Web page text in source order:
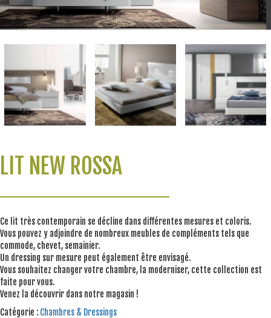
LIT NEW ROSSA
Ce lit très contemporain se décline dans différentes mesures et coloris.
Vous pouvez y adjoindre de nombreux meubles de compléments tels que
commode, chevet, semainier.
Un dressing sur mesure peut également être envisagé.
Vous souhaitez changer votre chambre, la moderniser, cette collection est
faite pour vous.
Venez la découvrir dans notre magasin !
Catégorie : Chambres & Dressings